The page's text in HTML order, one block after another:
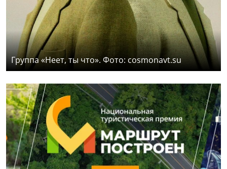
Группа «Неет, ты что». Фото: cosmonavt.su